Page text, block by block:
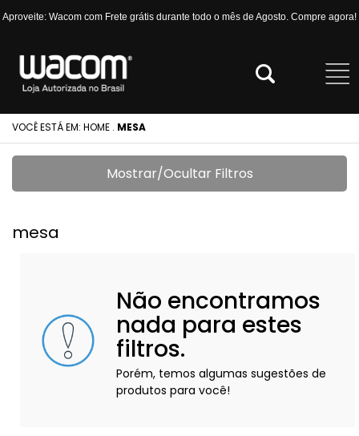
Aproveite: Wacom com Frete grátis durante todo o mês de Agosto. Compre agora!
VOCÊ ESTÁ EM: HOME . MESA
Mostrar/Ocultar Filtros
mesa
Não encontramos
nada para estes
filtros.
Porém, temos algumas sugestões de
produtos para você!